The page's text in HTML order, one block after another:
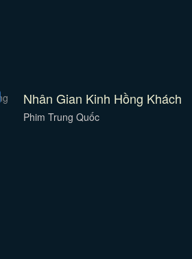
Nhân Gian Kinh Hồng Khách
Phim Trung Quốc